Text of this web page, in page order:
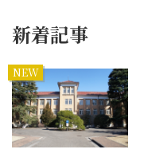
新着記事
NEW